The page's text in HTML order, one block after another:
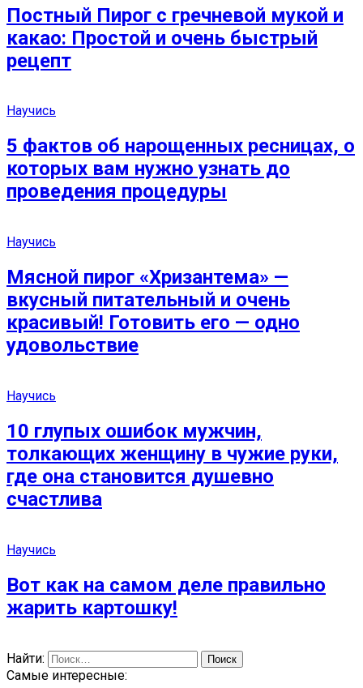
Постный Пирог с гречневой мукой и
какао: Простой и очень быстрый
рецепт
Научись
5 фактов об нарощенных ресницах, о
которых вам нужно узнать до
проведения процедуры
Научись
Мясной пирог «Хризантема» —
вкусный питательный и очень
красивый! Готовить его — одно
удовольствие
Научись
10 глупых ошибок мужчин,
толкающих женщину в чужие руки,
где она становится душевно
счастлива
Научись
Вот как на самом деле правильно
жарить картошку!
Найти:
Самые интересные: